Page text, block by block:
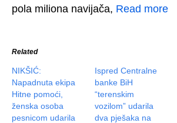
pola miliona navijača, Read more
Related
NIKŠIĆ:
Napadnuta ekipa
Hitne pomoći,
ženska osoba
pesnicom udarila
Ispred Centralne
banke BiH
“terenskim
vozilom” udarila
dva pješaka na